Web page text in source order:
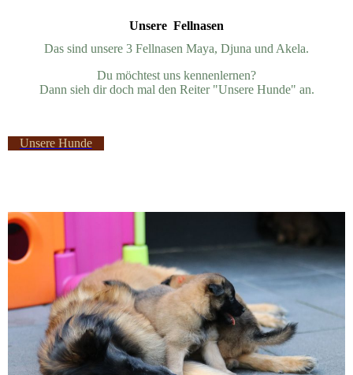
Unsere Fellnasen
Das sind unsere 3 Fellnasen Maya, Djuna und Akela.
Du möchtest uns kennenlernen?
Dann sieh dir doch mal den Reiter "Unsere Hunde" an.
Unsere Hunde